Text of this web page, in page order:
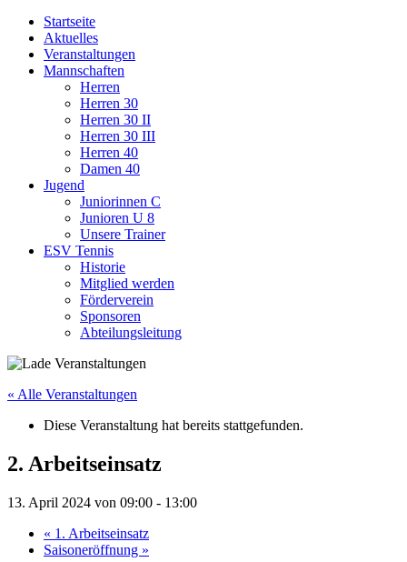
Startseite
Aktuelles
Veranstaltungen
Mannschaften
Herren
Herren 30
Herren 30 II
Herren 30 III
Herren 40
Damen 40
Jugend
Juniorinnen C
Junioren U 8
Unsere Trainer
ESV Tennis
Historie
Mitglied werden
Förderverein
Sponsoren
Abteilungsleitung
« Alle Veranstaltungen
Diese Veranstaltung hat bereits stattgefunden.
2. Arbeitseinsatz
13. April 2024 von 09:00 - 13:00
« 1. Arbeitseinsatz
Saisoneröffnung »